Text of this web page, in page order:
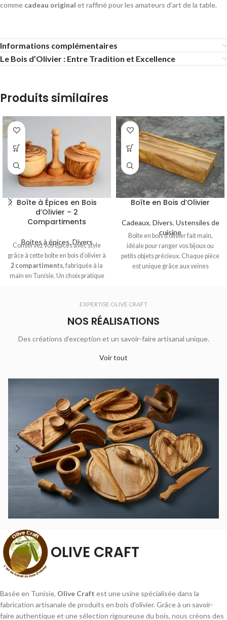
comme cadeau original et raffiné pour les amateurs d’art de la table.
Informations complémentaires
Le Bois d’Olivier : Entre Tradition et Excellence
Produits similaires
Boîte à Épices en Bois
d’Olivier – 2
Compartiments
Boites à épices, Divers
Conservez vos épices avec style
grâce à cette boîte en bois d’olivier à
2 compartiments, fabriquée à la
main en Tunisie. Un choix pratique
Boîte en Bois d’Olivier
Cadeaux, Divers, Ustensiles de
cuisine
Boîte en bois d'olivier fait main,
idéale pour ranger vos bijoux ou
petits objets précieux. Chaque pièce
est unique grâce aux veines
EXPERTISE OLIVE CRAFT
NOS RÉALISATIONS
Des créations d’exception et un savoir-faire artisanal unique.
Voir tout
OLIVE CRAFT
Basée en Tunisie, Olive Craft est une usine spécialisée dans la
fabrication artisanale de produits en bois d’olivier. Grâce à un savoir-
faire authentique et une sélection rigoureuse du bois, nous créons des